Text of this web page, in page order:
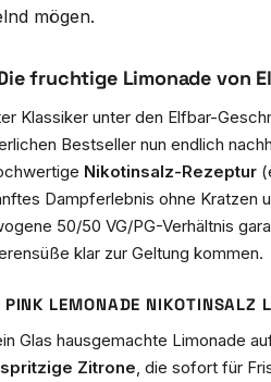
mögen.
fruchtige Limonade von
Klassiker unter den Elfbar-
Bestseller nun endlich
Nikotinsalz-Rezeptur
Dampferlebnis ohne Kratzen
50/50 VG/PG-Verhältnis
klar zur Geltung kommen.
LEMONADE NIKOTINSALZ
Glas hausgemachte Limonade
Zitrone , die sofort für